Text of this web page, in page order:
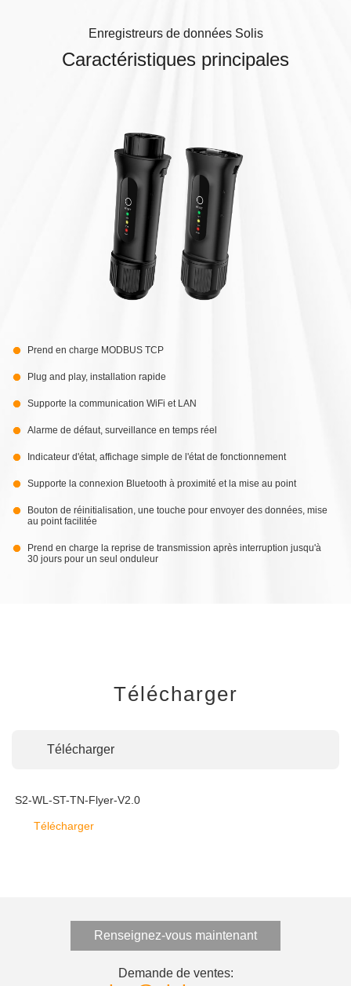
Enregistreurs de données Solis
Caractéristiques principales
Prend en charge MODBUS TCP
Plug and play, installation rapide
Supporte la communication WiFi et LAN
Alarme de défaut, surveillance en temps réel
Indicateur d'état, affichage simple de l'état de fonctionnement
Supporte la connexion Bluetooth à proximité et la mise au point
Bouton de réinitialisation, une touche pour envoyer des données, mise
au point facilitée
Prend en charge la reprise de transmission après interruption jusqu'à
30 jours pour un seul onduleur
Télécharger
Télécharger
S2-WL-ST-TN-Flyer-V2.0
Télécharger
Renseignez-vous maintenant
Demande de ventes: